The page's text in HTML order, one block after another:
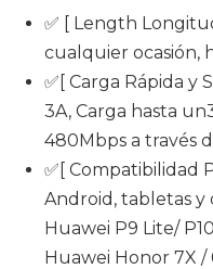
✅ [ Length
cualquier ocasión,
✅[ Carga Rápida y
3A, Carga hasta
480Mbps a través
✅[ Compatibilidad
Android, tabletas y
Huawei P9 Lite/
Huawei Honor 7X /